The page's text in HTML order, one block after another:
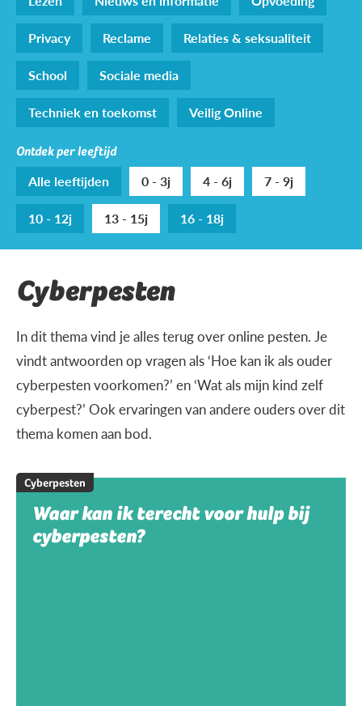
Privacy
Reclame
Relaties & seksualiteit
School
Sociale media
Techniek en toekomst
Veilig Online
Ontdek per leeftijd
Alle leeftijden 0 - 3j 4 - 6j
7 - 9j
10 - 12j
13 - 15j 16 - 18j
Cyberpesten
In dit thema vind je alles terug over online pesten. Je
vindt antwoorden op vragen als ‘Hoe kan ik als ouder
cyberpesten voorkomen?’ en ‘Wat als mijn kind zelf
cyberpest?’ Ook ervaringen van andere ouders over dit
thema komen aan bod.
Cyberpesten
Waar kan ik terecht voor hulp bij
cyberpesten?